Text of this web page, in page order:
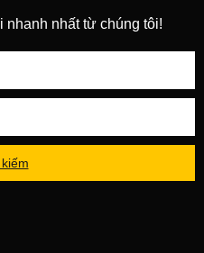
nhanh nhất từ chúng tôi!